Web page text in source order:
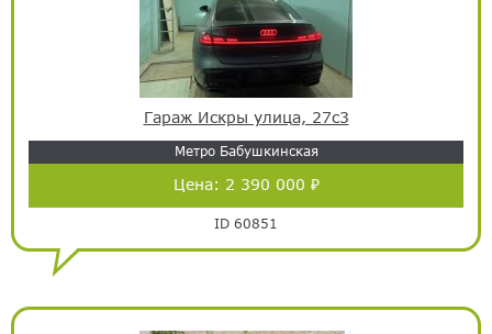
Гараж Искры улица, 27с3
Метро Бабушкинская
Цена: 2 390 000 ₽
ID 60851